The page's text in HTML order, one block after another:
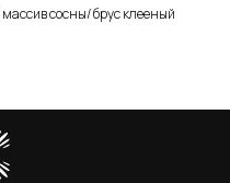
сосны/ брус клееный